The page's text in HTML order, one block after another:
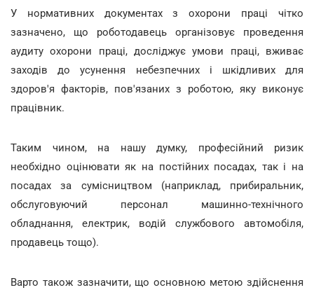
У нормативних документах з охорони праці чітко
зазначено, що роботодавець організовує проведення
аудиту охорони праці, досліджує умови праці, вживає
заходів до усунення небезпечних і шкідливих для
здоров'я факторів, пов'язаних з роботою, яку виконує
працівник.
Таким чином, на нашу думку, професійний ризик
необхідно оцінювати як на постійних посадах, так і на
посадах за сумісництвом (наприклад, прибиральник,
обслуговуючий персонал машинно-технічного
обладнання, електрик, водій службового автомобіля,
продавець тощо).
Варто також зазначити, що основною метою здійснення